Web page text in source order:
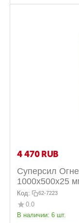
4 470 RUB
Суперсил
1000х500х25
Код: 62-7223
0.0
В наличии: 6 шт.